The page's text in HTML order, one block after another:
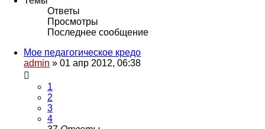
Ответы
Просмотры
Последнее сообщение
Мое педагогическое кредо
admin » 01 апр 2012, 06:38
1
2
3
4